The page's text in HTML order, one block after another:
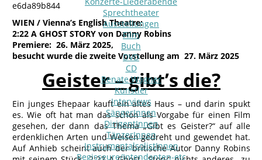
Sprechtheater
Ausstellungen
Film
Buch
DVD
CD
Renate Wagner
Künstler
Interviews
SängerInnen
DirigentInnen
TänzerInnen
InstrumentalsolistInnen
Regisseure/Intendanten-etc
WIEN / Vienna’s English Theatre:
2:22 A GHOST STORY von Danny Robins
Premiere: 26. März 2025,
besucht wurde die zweite Vorstellung am 27. März 2025
Geister – gibt’s die?
Ein junges Ehepaar kauft ein altes Haus – und darin spukt
es. Wie oft hat man das schon als Vorgabe für einen Film
gesehen, der dann das Thema „Gibt es Geister?“ auf alle
erdenklichen Arten und Weisen gedreht und gewendet hat.
Auf Anhieb scheint auch der britische Autor Danny Robins